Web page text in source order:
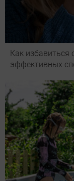
Как избавиться
эффективных